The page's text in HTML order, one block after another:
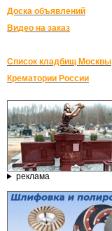
Доска объявлений
Видео на заказ
Список кладбищ Москвы
Крематории России
реклама